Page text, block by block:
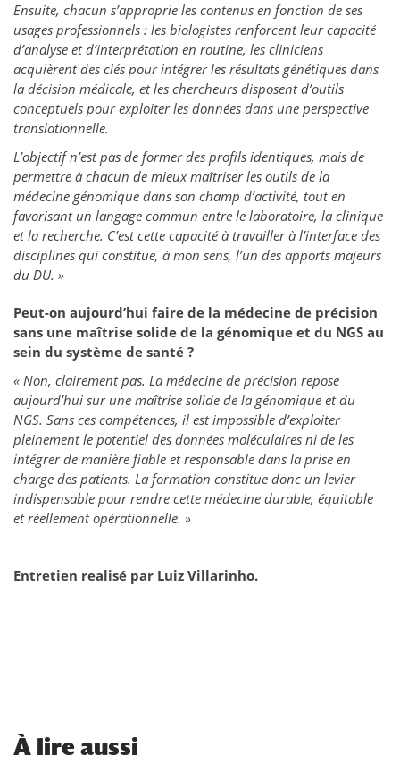
Ensuite, chacun s’approprie les contenus en fonction de ses
usages professionnels : les biologistes renforcent leur capacité
d’analyse et d’interprétation en routine, les cliniciens
acquièrent des clés pour intégrer les résultats génétiques dans
la décision médicale, et les chercheurs disposent d’outils
conceptuels pour exploiter les données dans une perspective
translationnelle.
L’objectif n’est pas de former des profils identiques, mais de
permettre à chacun de mieux maîtriser les outils de la
médecine génomique dans son champ d’activité, tout en
favorisant un langage commun entre le laboratoire, la clinique
et la recherche. C’est cette capacité à travailler à l’interface des
disciplines qui constitue, à mon sens, l’un des apports majeurs
du DU. »
Peut-on aujourd’hui faire de la médecine de précision
sans une maîtrise solide de la génomique et du NGS au
sein du système de santé ?
« Non, clairement pas. La médecine de précision repose
aujourd’hui sur une maîtrise solide de la génomique et du
NGS. Sans ces compétences, il est impossible d’exploiter
pleinement le potentiel des données moléculaires ni de les
intégrer de manière fiable et responsable dans la prise en
charge des patients. La formation constitue donc un levier
indispensable pour rendre cette médecine durable, équitable
et réellement opérationnelle. »
Entretien realisé par Luiz Villarinho.
À lire aussi